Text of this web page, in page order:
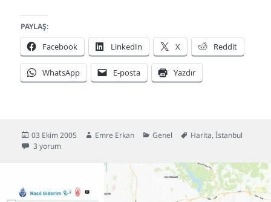
PAYLAŞ:
Facebook LinkedIn X Reddit
WhatsApp E-posta Yazdır
Yayın
tarihi
03 Ekim 2005 Yazar
Emre Erkan Kategoriler
Genel Etiketler
Harita,İstanbul
İstanbul Kent Planı için
3 yorum